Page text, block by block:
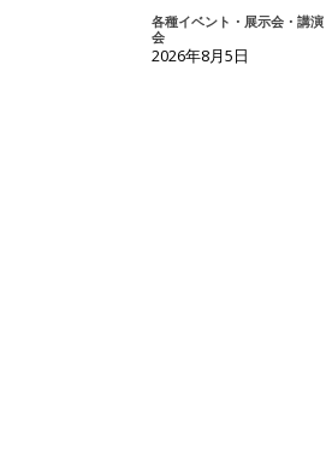
各種イベント・展示会・講演
会
2026年8月5日